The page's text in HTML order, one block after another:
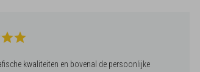
kwaliteiten en bovenal de persoonlijke